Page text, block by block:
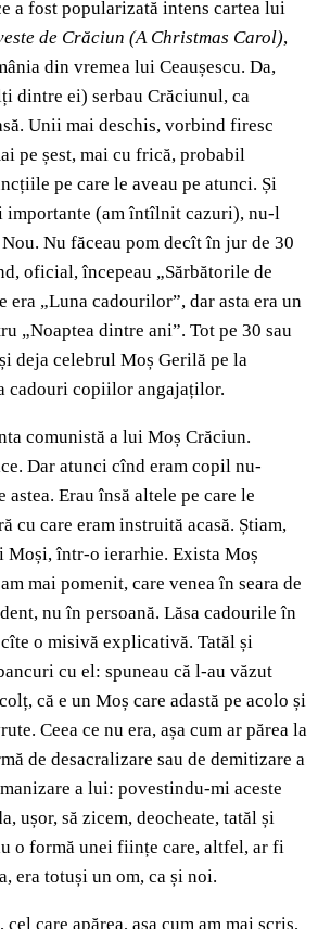
a fost popularizată intens cartea lui
de Crăciun (A Christmas Carol),
din vremea lui Ceaușescu. Da,
dintre ei) serbau Crăciunul, ca
Unii mai deschis, vorbind firesc
pe șest, mai cu frică, probabil
pe care le aveau pe atunci. Și
importante (am întîlnit cazuri), nu-l
Nu făceau pom decît în jur de 30
oficial, începeau „Sărbătorile de
era „Luna cadourilor”, dar asta era un
„Noaptea dintre ani”. Tot pe 30 sau
deja celebrul Moș Gerilă pe la
cadouri copiilor angajaților.
comunistă a lui Moș Crăciun.
Dar atunci cînd eram copil nu-
Erau însă altele pe care le
cu care eram instruită acasă. Știam,
Moși, într-o ierarhie. Exista Moș
mai pomenit, care venea în seara de
nu în persoană. Lăsa cadourile în
o misivă explicativă. Tatăl și
cu el: spuneau că l-au văzut
că e un Moș care adastă pe acolo și
Ceea ce nu era, așa cum ar părea la
de desacralizare sau de demitizare a
a lui: povestindu-mi aceste
ușor, să zicem, deocheate, tatăl și
o formă unei ființe care, altfel, ar fi
era totuși un om, ca și noi.
care apărea, așa cum am mai scris,